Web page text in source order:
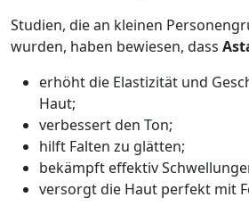
Studien, die an kleinen
wurden, haben bewiesen, dass
erhöht die Elastizität und
Haut;
verbessert den Ton;
hilft Falten zu glätten;
bekämpft effektiv
versorgt die Haut perfekt mit